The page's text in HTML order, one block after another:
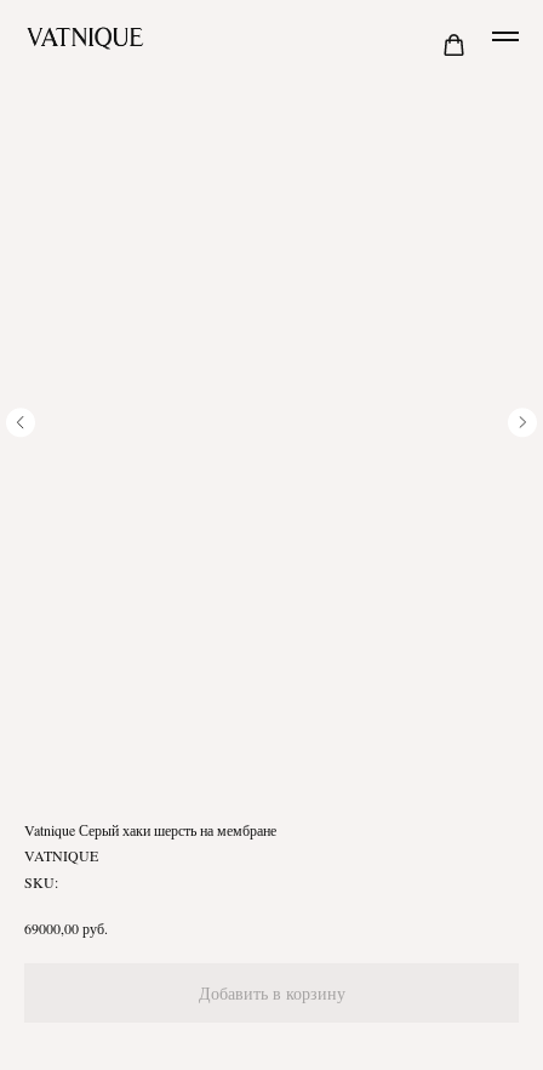
Vatnique Серый хаки шерсть на мембране
VATNIQUE
SKU:
69000,00руб.
Добавить в корзину